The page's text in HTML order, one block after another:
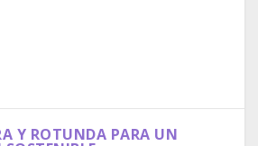
Y ROTUNDA PARA UN